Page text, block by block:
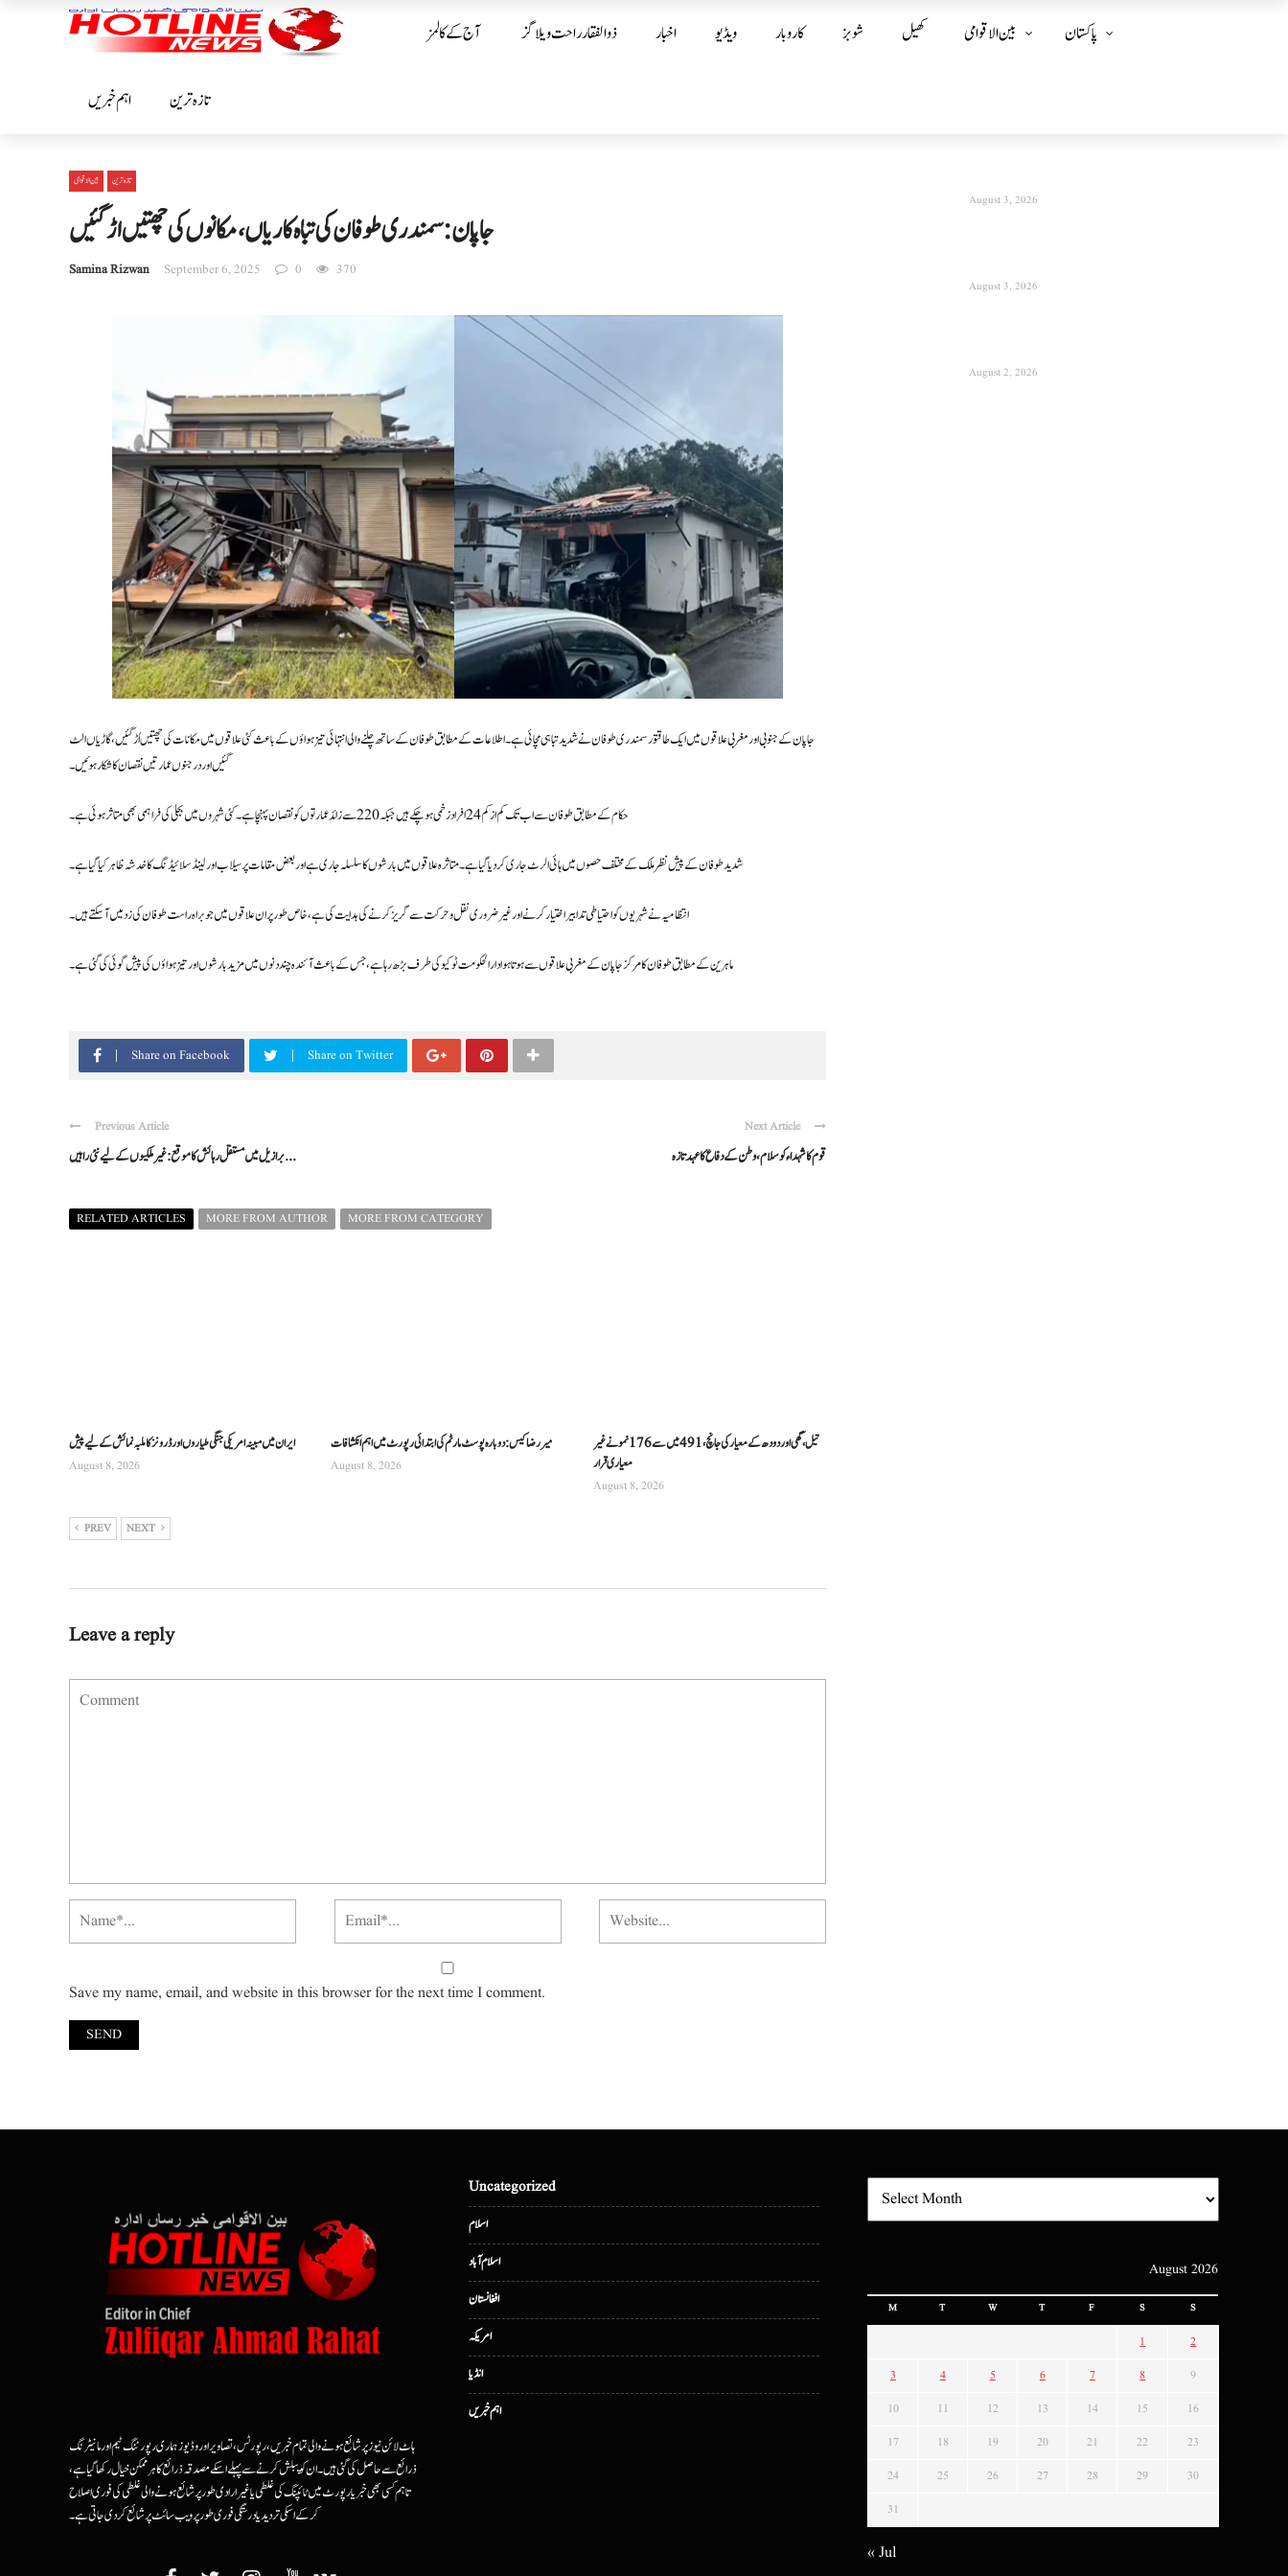
آج کے کالمز ذوالفقار راحت ویلاگز اخبار ویڈیو کاروبار شوبز کھیل بین الا قوامی پاکستان
اہم خبریں تازہ ترین
بین الا قوامی تازہ ترین
جاپان : سمندری طوفان کی تباہ کاریاں، مکانوں کی چھتیں اڑگئیں
Samina Rizwan September 6, 2025 0 370
جاپان کے جنوبی اور مغربی علاقوں میں ایک طاقتور سمندری طوفان نے شدید تباہی مچائی ہے۔ اطلاعات کے مطابق طوفان کے ساتھ چلنے والی انتہائی تیز ہواؤں کے باعث کئی علاقوں میں مکانات کی چھتیں اُڑ گئیں، گاڑیاں الٹ
گئیں اور درجنوں عمارتیں نقصان کا شکار ہوئیں۔
حکام کے مطابق طوفان سے اب تک کم از کم 24 افراد زخمی ہو چکے ہیں جبکہ 220 سے زائد عمارتوں کو نقصان پہنچا ہے۔ کئی شہروں میں بجلی کی فراہمی بھی متاثر ہوئی ہے۔
شدید طوفان کے پیش نظر ملک کے مختلف حصوں میں ہائی الرٹ جاری کر دیا گیا ہے۔ متاثرہ علاقوں میں بارشوں کا سلسلہ جاری ہے اور بعض مقامات پر سیلاب اور لینڈ سلائیڈنگ کا خدشہ ظاہر کیا گیا ہے۔
انتظامیہ نے شہریوں کو احتیاطی تدابیر اختیار کرنے اور غیر ضروری نقل و حرکت سے گریز کرنے کی ہدایت کی ہے، خاص طور پر ان علاقوں میں جو براہ راست طوفان کی زد میں آ سکتے ہیں۔
ماہرین کے مطابق طوفان کا مرکز جاپان کے مغربی علاقوں سے ہوتا ہوا دارالحکومت ٹوکیو کی طرف بڑھ رہا ہے، جس کے باعث آئندہ چند دنوں میں مزید بارشوں اور تیز ہواؤں کی پیش گوئی کی گئی ہے۔
Share on Facebook Share on Twitter
Previous Article
برازیل میں مستقل رہائش کا موقع: غیر ملکیوں کے لیے نئی راہیں ...
Next Article
قوم کا شہداء کو سلام، وطن کے دفاع کا عہد تازہ
RELATED ARTICLES MORE FROM AUTHOR MORE FROM CATEGORY
ایران میں مبینہ امریکی جنگی طیاروں اور ڈرونز کا ملبہ نمائش کے لیے پیش
August 8, 2026
میر رضا کیس: دوبارہ پوسٹ مارٹم کی ابتدائی رپورٹ میں اہم انکشافات
August 8, 2026
تیل، گھی اور دودھ کے معیار کی جانچ، 491 میں سے 176 نمونے غیر
معیاری قرار
August 8, 2026
PREV NEXT
Leave a reply
Save my name, email, and website in this browser for the next time I comment.
August 3, 2026
August 3, 2026
August 2, 2026
ہاٹ لائن نیوز پر شائع ہونے والی تمام خبریں، رپورٹس، تصاویر اور وڈیوز ہماری رپورٹنگ ٹیم اور مانیٹرنگ
ذرائع سے حاصل کی گئی ہیں۔ ان کو پبلش کرنے سے پہلے اسکے مصدقہ ذرائع کا ہرممکن خیال رکھا گیا ہے،
تاہم کسی بھی خبر یا رپورٹ میں ٹائپنگ کی غلطی یا غیرارادی طور پر شائع ہونے والی غلطی کی فوری اصلاح
کرکے اسکی تردید یا درستگی فوری طور پر ویب سائٹ پر شائع کردی جاتی ہے۔
Uncategorized
اسلام
اسلام آباد
افغانستان
امریکہ
انڈیا
اہم خبریں
August 2026
M T W T F S S
1 2
3 4 5 6 7 8 9
10 11 12 13 14 15 16
17 18 19 20 21 22 23
24 25 26 27 28 29 30
31
« Jul